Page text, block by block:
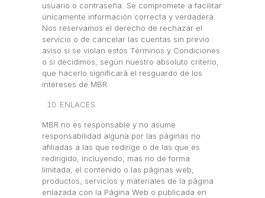
usuario o contraseña. Se compromete a facilitar
únicamente información correcta y verdadera.
Nos reservamos el derecho de rechazar el
servicio o de cancelar las cuentas sin previo
aviso si se violan estos Términos y Condiciones
o si decidimos, según nuestro absoluto criterio,
que hacerlo significará el resguardo de los
intereses de MBR.
ENLACES
MBR no es responsable y no asume
responsabilidad alguna por las páginas no
afiliadas a las que redirige o de las que es
redirigido, incluyendo, mas no de forma
limitada, el contenido o las páginas web,
productos, servicios y materiales de la página
enlazada con la Página Web o publicada en